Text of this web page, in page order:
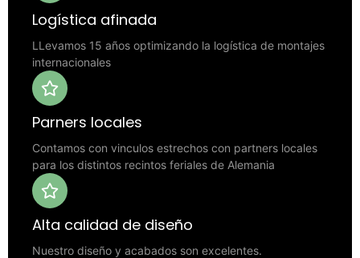
Logística afinada
LLevamos 15 años optimizando la logística de montajes
internacionales
Parners locales
Contamos con vinculos estrechos con partners locales
para los distintos recintos feriales de Alemania
Alta calidad de diseño
Nuestro diseño y acabados son excelentes.